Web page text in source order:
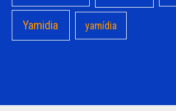
Yamidia yamídia